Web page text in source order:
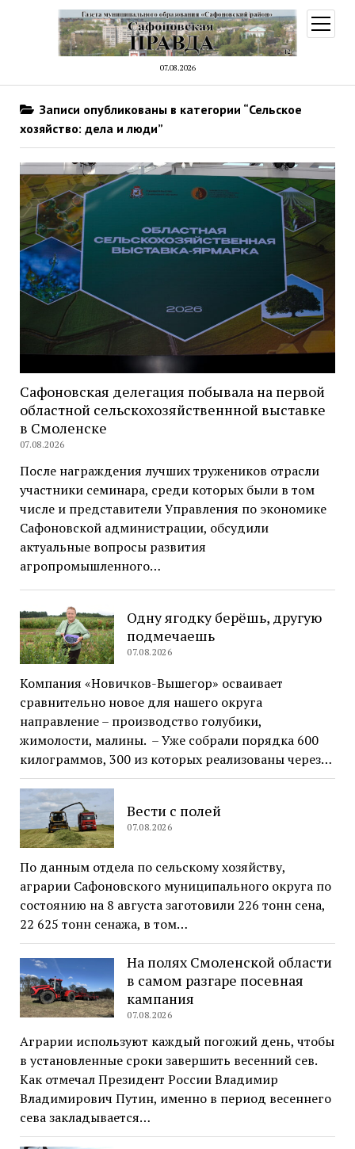
07.08.2026
меню
Записи опубликованы в категории “Сельское
хозяйство: дела и люди”
Сафоновская делегация побывала на первой
областной сельскохозяйственнной выставке
в Смоленске
07.08.2026
После награждения лучших тружеников отрасли
участники семинара, среди которых были в том
числе и представители Управления по экономике
Сафоновской администрации, обсудили
актуальные вопросы развития
агропромышленного…
Одну ягодку берёшь, другую
подмечаешь
07.08.2026
Компания «Новичков-Вышегор» осваивает
сравнительно новое для нашего округа
направление – производство голубики,
жимолости, малины. – Уже собрали порядка 600
килограммов, 300 из которых реализованы через…
Вести с полей
07.08.2026
По данным отдела по сельскому хозяйству,
аграрии Сафоновского муниципального округа по
состоянию на 8 августа заготовили 226 тонн сена,
22 625 тонн сенажа, в том…
На полях Смоленской области
в самом разгаре посевная
кампания
07.08.2026
Аграрии используют каждый погожий день, чтобы
в установленные сроки завершить весенний сев.
Как отмечал Президент России Владимир
Владимирович Путин, именно в период весеннего
сева закладывается…